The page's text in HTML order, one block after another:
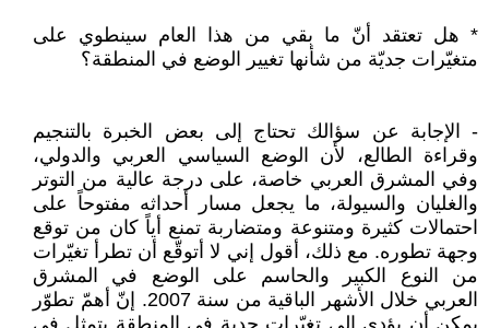
* هل تعتقد أنّ ما بقي من هذا العام سينطوي على
متغيّرات جديّة من شأنها تغيير الوضع في المنطقة؟
- الإجابة عن سؤالك تحتاج إلى بعض الخبرة بالتنجيم
وقراءة الطالع، لأن الوضع السياسي العربي والدولي،
وفي المشرق العربي خاصة، على درجة عالية من التوتر
والغليان والسيولة، ما يجعل مسار أحداثه مفتوحاً على
احتمالات كثيرة ومتنوعة ومتضاربة تمنع أياً كان من توقع
وجهة تطوره. مع ذلك، أقول إني لا أتوقّع أن تطرأ تغيّرات
من النوع الكبير والحاسم على الوضع في المشرق
العربي خلال الأشهر الباقية من سنة 2007. إنّ أهمّ تطوّر